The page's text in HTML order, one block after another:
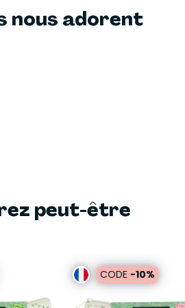
nous adorent
peut-être
CODE -10%